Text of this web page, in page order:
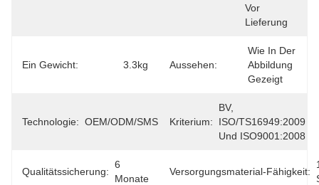
Vor
Lieferung
Ein Gewicht: 3.3kg Aussehen:
Wie In Der
Abbildung
Gezeigt
Technologie: OEM/ODM/SMS Kriterium:
BV,
ISO/TS16949:2009
Und ISO9001:2008
Qualitätssicherung:
6
Monate
Versorgungsmaterial-Fähigkeit: